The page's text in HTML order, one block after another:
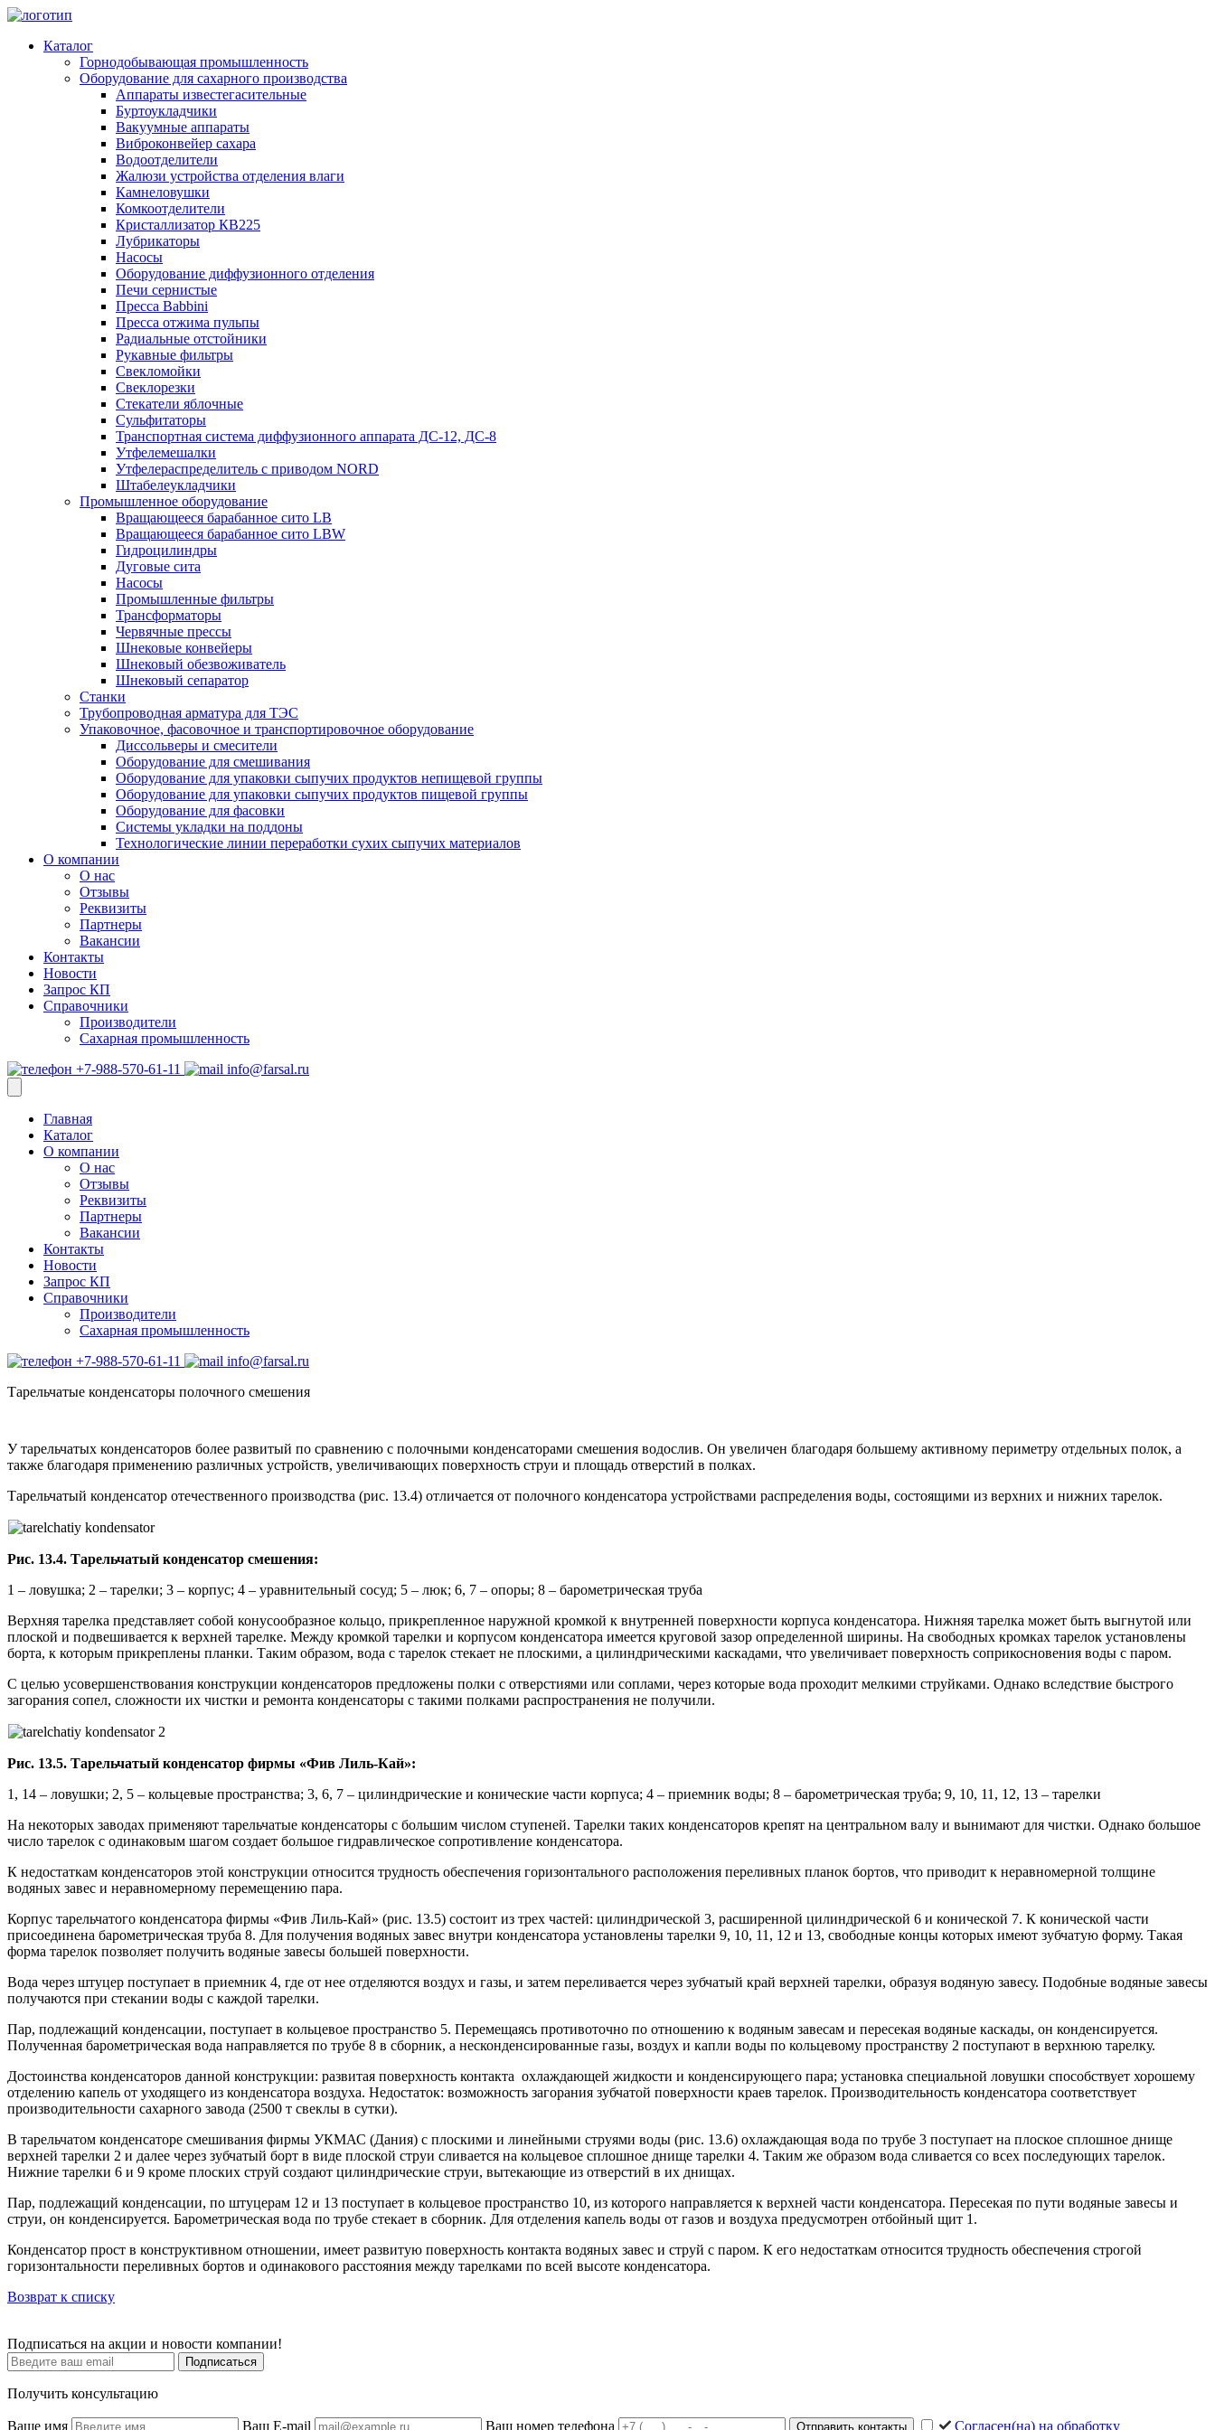
Каталог
Горнодобывающая промышленность
Оборудование для сахарного производства
Аппараты известегасительные
Буртоукладчики
Вакуумные аппараты
Виброконвейер сахара
Водоотделители
Жалюзи устройства отделения влаги
Камнеловушки
Комкоотделители
Кристаллизатор КВ225
Лубрикаторы
Насосы
Оборудование диффузионного отделения
Печи сернистые
Пресса Babbini
Пресса отжима пульпы
Радиальные отстойники
Рукавные фильтры
Свекломойки
Свеклорезки
Стекатели яблочные
Сульфитаторы
Транспортная система диффузионного аппарата ДС-12, ДС-8
Утфелемешалки
Утфелераспределитель с приводом NORD
Штабелеукладчики
Промышленное оборудование
Вращающееся барабанное сито LB
Вращающееся барабанное сито LBW
Гидроцилиндры
Дуговые сита
Насосы
Промышленные фильтры
Трансформаторы
Червячные прессы
Шнековые конвейеры
Шнековый обезвоживатель
Шнековый сепаратор
Станки
Трубопроводная арматура для ТЭС
Упаковочное, фасовочное и транспортировочное оборудование
Диссольверы и смесители
Оборудование для смешивания
Оборудование для упаковки сыпучих продуктов непищевой группы
Оборудование для упаковки сыпучих продуктов пищевой группы
Оборудование для фасовки
Системы укладки на поддоны
Технологические линии переработки сухих сыпучих материалов
О компании
О нас
Отзывы
Реквизиты
Партнеры
Вакансии
Контакты
Новости
Запрос КП
Справочники
Производители
Сахарная промышленность
+7-988-570-61-11
info@farsal.ru
Главная
Каталог
О компании
О нас
Отзывы
Реквизиты
Партнеры
Вакансии
Контакты
Новости
Запрос КП
Справочники
Производители
Сахарная промышленность
+7-988-570-61-11
info@farsal.ru
Тарельчатые конденсаторы полочного смешения
У тарельчатых конденсаторов более развитый по сравнению с полочными конденсаторами смешения водослив. Он увеличен благодаря большему активному периметру отдельных полок, а
также благодаря применению различных устройств, увеличивающих поверхность струи и площадь отверстий в полках.
Тарельчатый конденсатор отечественного производства (рис. 13.4) отличается от полочного конденсатора устройствами распределения воды, состоящими из верхних и нижних тарелок.
Рис. 13.4. Тарельчатый конденсатор смешения:
1 – ловушка; 2 – тарелки; 3 – корпус; 4 – уравнительный сосуд; 5 – люк; 6, 7 – опоры; 8 – барометрическая труба
Верхняя тарелка представляет собой конусообразное кольцо, прикрепленное наружной кромкой к внутренней поверхности корпуса конденсатора. Нижняя тарелка может быть выгнутой или
плоской и подвешивается к верхней тарелке. Между кромкой тарелки и корпусом конденсатора имеется круговой зазор определенной ширины. На свободных кромках тарелок установлены
борта, к которым прикреплены планки. Таким образом, вода с тарелок стекает не плоскими, а цилиндрическими каскадами, что увеличивает поверхность соприкосновения воды с паром.
С целью усовершенствования конструкции конденсаторов предложены полки с отверстиями или соплами, через которые вода проходит мелкими струйками. Однако вследствие быстрого
загорания сопел, сложности их чистки и ремонта конденсаторы с такими полками распространения не получили.
Рис. 13.5. Тарельчатый конденсатор фирмы «Фив Лиль-Кай»:
1, 14 – ловушки; 2, 5 – кольцевые пространства; 3, 6, 7 – цилиндрические и конические части корпуса; 4 – приемник воды; 8 – барометрическая труба; 9, 10, 11, 12, 13 – тарелки
На некоторых заводах применяют тарельчатые конденсаторы с большим числом ступеней. Тарелки таких конденсаторов крепят на центральном валу и вынимают для чистки. Однако большое
число тарелок с одинаковым шагом создает большое гидравлическое сопротивление конденсатора.
К недостаткам конденсаторов этой конструкции относится трудность обеспечения горизонтального расположения переливных планок бортов, что приводит к неравномерной толщине
водяных завес и неравномерному перемещению пара.
Корпус тарельчатого конденсатора фирмы «Фив Лиль-Кай» (рис. 13.5) состоит из трех частей: цилиндрической 3, расширенной цилиндрической 6 и конической 7. К конической части
присоединена барометрическая труба 8. Для получения водяных завес внутри конденсатора установлены тарелки 9, 10, 11, 12 и 13, свободные концы которых имеют зубчатую форму. Такая
форма тарелок позволяет получить водяные завесы большей поверхности.
Вода через штуцер поступает в приемник 4, где от нее отделяются воздух и газы, и затем переливается через зубчатый край верхней тарелки, образуя водяную завесу. Подобные водяные завесы
получаются при стекании воды с каждой тарелки.
Пар, подлежащий конденсации, поступает в кольцевое пространство 5. Перемещаясь противоточно по отношению к водяным завесам и пересекая водяные каскады, он конденсируется.
Полученная барометрическая вода направляется по трубе 8 в сборник, а несконденсированные газы, воздух и капли воды по кольцевому пространству 2 поступают в верхнюю тарелку.
Достоинства конденсаторов данной конструкции: развитая поверхность контакта охлаждающей жидкости и конденсирующего пара; установка специальной ловушки способствует хорошему
отделению капель от уходящего из конденсатора воздуха. Недостаток: возможность загорания зубчатой поверхности краев тарелок. Производительность конденсатора соответствует
производительности сахарного завода (2500 т свеклы в сутки).
В тарельчатом конденсаторе смешивания фирмы УКМАС (Дания) с плоскими и линейными струями воды (рис. 13.6) охлаждающая вода по трубе 3 поступает на плоское сплошное днище
верхней тарелки 2 и далее через зубчатый борт в виде плоской струи сливается на кольцевое сплошное днище тарелки 4. Таким же образом вода сливается со всех последующих тарелок.
Нижние тарелки 6 и 9 кроме плоских струй создают цилиндрические струи, вытекающие из отверстий в их днищах.
Пар, подлежащий конденсации, по штуцерам 12 и 13 поступает в кольцевое пространство 10, из которого направляется к верхней части конденсатора. Пересекая по пути водяные завесы и
струи, он конденсируется. Барометрическая вода по трубе стекает в сборник. Для отделения капель воды от газов и воздуха предусмотрен отбойный щит 1.
Конденсатор прост в конструктивном отношении, имеет развитую поверхность контакта водяных завес и струй с паром. К его недостаткам относится трудность обеспечения строгой
горизонтальности переливных бортов и одинакового расстояния между тарелками по всей высоте конденсатора.
Возврат к списку
Подписаться на акции и новости компании!
Подписаться
Получить консультацию
Ваше имя Ваш E-mail Ваш номер телефона Согласен(на) на обработку